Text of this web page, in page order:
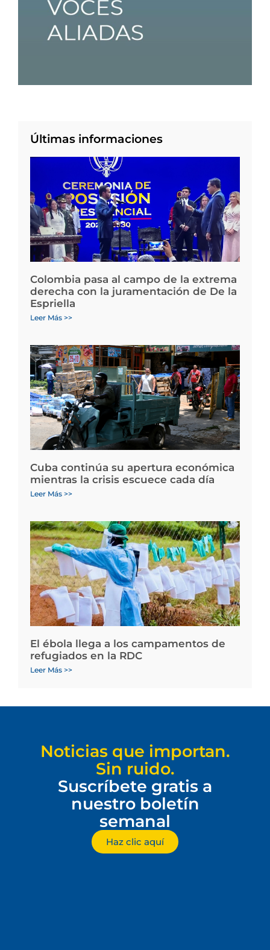
Últimas informaciones
Colombia pasa al campo de la extrema
derecha con la juramentación de De la
Espriella
Leer Más >>
Cuba continúa su apertura económica
mientras la crisis escuece cada día
Leer Más >>
El ébola llega a los campamentos de
refugiados en la RDC
Leer Más >>
Noticias que importan.
Sin ruido.
Suscríbete gratis a
nuestro boletín
semanal
Haz clic aquí